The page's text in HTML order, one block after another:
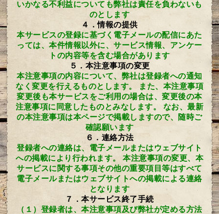
いかなる不利益についても弊社は責任を負わないも
のとします
４．情報の提供
本サービスの登録に基づく電子メールの配信にあた
っては、本件情報以外に、サービス情報、アンケー
トの内容等を含む場合があります
５．本注意事項の変更
本注意事項の内容について、弊社は登録者への通知
なく変更を行えるものとします。 また、本注意事項
変更後も本サービスをご利用の場合は、変更後の本
注意事項に同意したものとみなします。 なお、最新
の本注意事項は本ページで掲載しますので、随時ご
確認願います
６．連絡方法
登録者への連絡は、電子メールまたはウェブサイト
への掲載により行われます。 本注意事項の変更、本
サービスに関する事項その他の重要項目等はすべて
電子メールまたはウェブサイトへの掲載による連絡
となります
７．本サービス終了手続
（１）登録者は、本注意事項及び弊社が定める方法